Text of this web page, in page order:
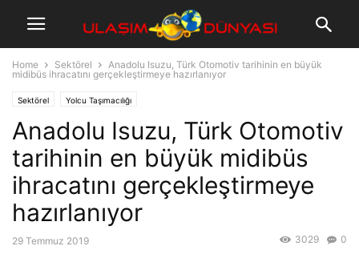
Home Sektörel
Anadolu Isuzu, Türk Otomotiv tarihinin en büyük
midibüs ihracatını gerçekleştirmeye hazırlanıyor
Sektörel Yolcu Taşımacılığı
Anadolu Isuzu, Türk Otomotiv
tarihinin en büyük midibüs
ihracatını gerçekleştirmeye
hazırlanıyor
29 Temmuz 2019 0
3029